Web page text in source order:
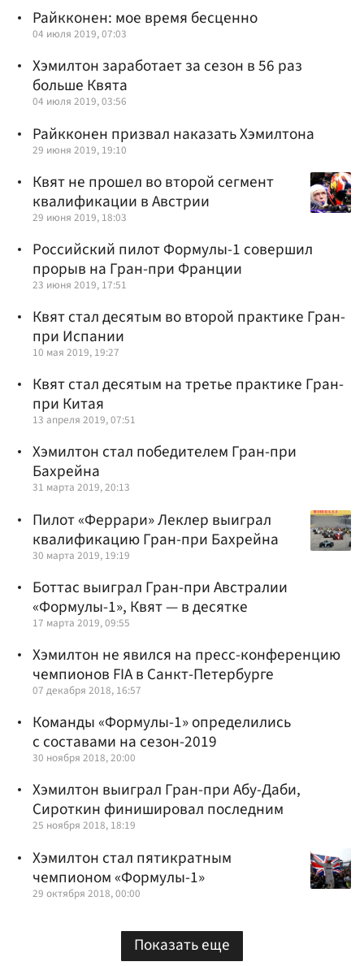
Райкконен: мое время бесценно
04 июля 2019, 07:03
Хэмилтон заработает за сезон в 56 раз
больше Квята
04 июля 2019, 03:56
Райкконен призвал наказать Хэмилтона
29 июня 2019, 19:10
Квят не прошел во второй сегмент
квалификации в Австрии
29 июня 2019, 18:03
Российский пилот Формулы-1 совершил
прорыв на Гран-при Франции
23 июня 2019, 17:51
Квят стал десятым во второй практике Гран-
при Испании
10 мая 2019, 19:27
Квят стал десятым на третье практике Гран-
при Китая
13 апреля 2019, 07:51
Хэмилтон стал победителем Гран-при
Бахрейна
31 марта 2019, 20:13
Пилот «Феррари» Леклер выиграл
квалификацию Гран-при Бахрейна
30 марта 2019, 19:19
Боттас выиграл Гран-при Австралии
«Формулы-1», Квят — в десятке
17 марта 2019, 09:55
Хэмилтон не явился на пресс-конференцию
чемпионов FIA в Санкт-Петербурге
07 декабря 2018, 16:57
Команды «Формулы-1» определились
с составами на сезон-2019
30 ноября 2018, 20:00
Хэмилтон выиграл Гран-при Абу-Даби,
Сироткин финишировал последним
25 ноября 2018, 18:19
Хэмилтон стал пятикратным
чемпионом «Формулы-1»
29 октября 2018, 00:00
Показать еще